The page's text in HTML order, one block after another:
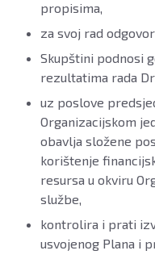
propisima,
za svoj rad
Skupštini podnosi
rezultatima rada
uz poslove
Organizacijskom
obavlja složene
korištenje
resursa u okviru
službe,
kontrolira i prati
usvojenog Plana i